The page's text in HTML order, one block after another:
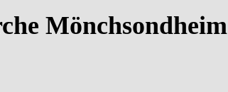
Mönchsondheim